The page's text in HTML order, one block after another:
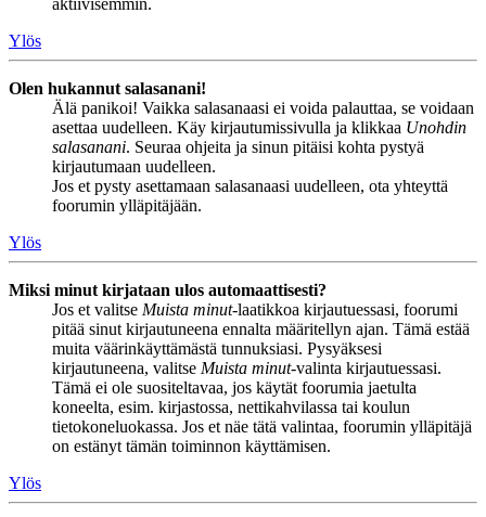
aktiivisemmin.
Ylös
Olen hukannut salasanani!
Älä panikoi! Vaikka salasanaasi ei voida palauttaa, se voidaan
asettaa uudelleen. Käy kirjautumissivulla ja klikkaa Unohdin
salasanani. Seuraa ohjeita ja sinun pitäisi kohta pystyä
kirjautumaan uudelleen.
Jos et pysty asettamaan salasanaasi uudelleen, ota yhteyttä
foorumin ylläpitäjään.
Ylös
Miksi minut kirjataan ulos automaattisesti?
Jos et valitse Muista minut-laatikkoa kirjautuessasi, foorumi
pitää sinut kirjautuneena ennalta määritellyn ajan. Tämä estää
muita väärinkäyttämästä tunnuksiasi. Pysyäksesi
kirjautuneena, valitse Muista minut-valinta kirjautuessasi.
Tämä ei ole suositeltavaa, jos käytät foorumia jaetulta
koneelta, esim. kirjastossa, nettikahvilassa tai koulun
tietokoneluokassa. Jos et näe tätä valintaa, foorumin ylläpitäjä
on estänyt tämän toiminnon käyttämisen.
Ylös